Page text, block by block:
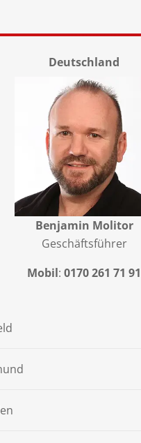
Deutschland
Benjamin Molitor
Geschäftsführer
Mobil: 0170 261 71 91